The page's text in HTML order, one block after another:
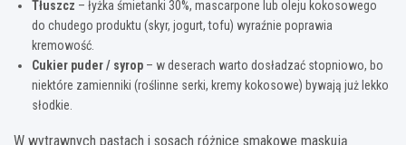
Tłuszcz – łyżka śmietanki 30%, mascarpone lub oleju kokosowego
do chudego produktu (skyr, jogurt, tofu) wyraźnie poprawia
kremowość.
Cukier puder / syrop – w deserach warto dosładzać stopniowo, bo
niektóre zamienniki (roślinne serki, kremy kokosowe) bywają już lekko
słodkie.
W wytrawnych pastach i sosach różnice smakowe maskują